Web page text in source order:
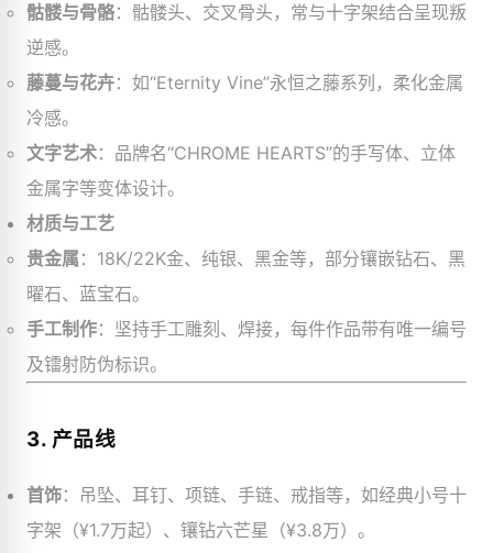
骷髅与骨骼：骷髅头、交叉骨头，常与十字架结合呈现叛
逆感。
藤蔓与花卉：如“Eternity Vine”永恒之藤系列，柔化金属
冷感。
文字艺术：品牌名“CHROME HEARTS”的手写体、立体
金属字等变体设计。
材质与工艺
贵金属 ：18K/22K金、纯银、黑金等，部分镶嵌钻石、黑
曜石、蓝宝石。
手工制作：坚持手工雕刻、焊接，每件作品带有唯一编号
及镭射防伪标识。
3. 产品线
首饰：吊坠、耳钉、项链、手链、戒指等，如经典小号十
字架（¥1.7万起）、镶钻六芒星（¥3.8万）。